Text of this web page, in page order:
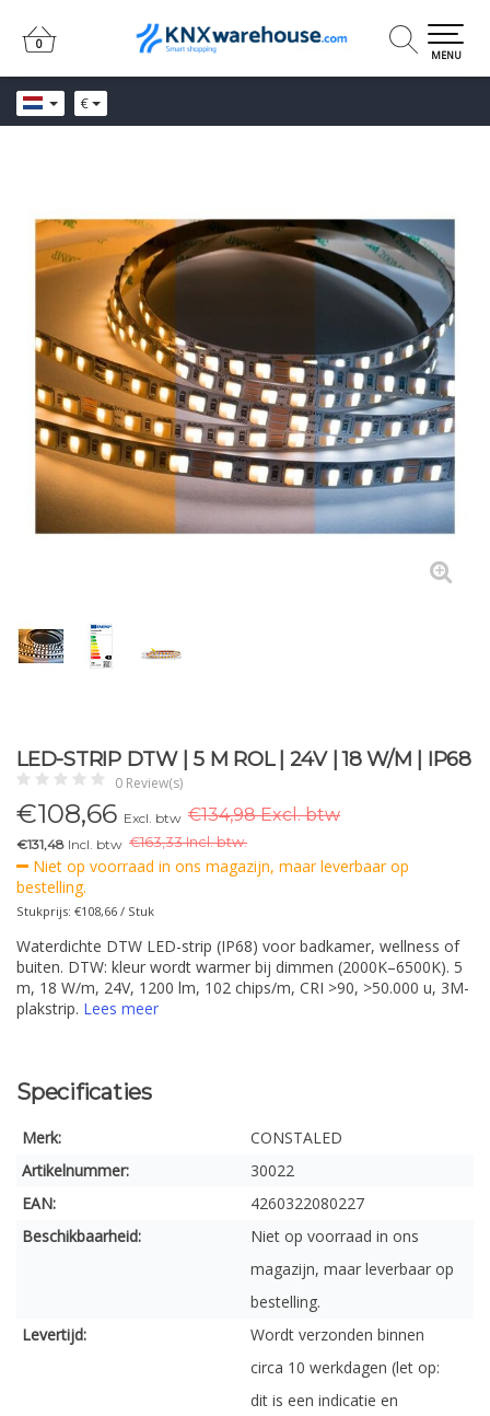
€
0
0
MENU
LED-STRIP DTW | 5 M ROL | 24V | 18 W/M | IP68
0 Review(s)
€108,66 Excl. btw €134,98 Excl. btw
€131,48 Incl. btw €163,33 Incl. btw.
Niet op voorraad in ons magazijn, maar leverbaar op
bestelling.
Stukprijs: €108,66 / Stuk
Waterdichte DTW LED-strip (IP68) voor badkamer, wellness of
buiten. DTW: kleur wordt warmer bij dimmen (2000K–6500K). 5
m, 18 W/m, 24V, 1200 lm, 102 chips/m, CRI >90, >50.000 u, 3M-
plakstrip. Lees meer
Specificaties
Merk:
CONSTALED
Artikelnummer:
30022
EAN:
4260322080227
Beschikbaarheid:
Niet op voorraad in ons
magazijn, maar leverbaar op
bestelling.
Levertijd:
Wordt verzonden binnen
circa 10 werkdagen (let op:
dit is een indicatie en